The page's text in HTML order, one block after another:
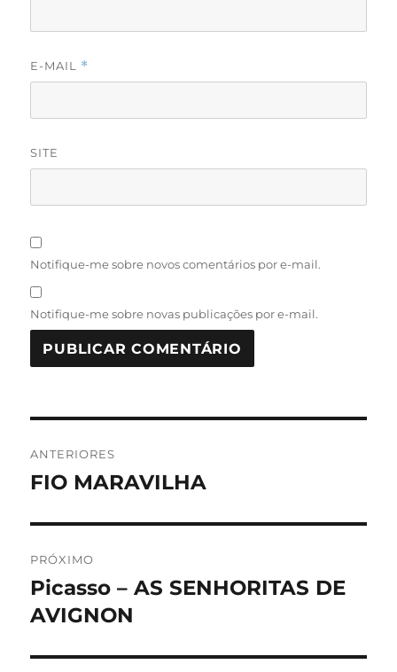
E-MAIL *
SITE
Notifique-me sobre novos comentários por e-mail.
Notifique-me sobre novas publicações por e-mail.
de
ANTERIORES
Post
FIO MARAVILHA
PRÓXIMO
Próximo
post:
Picasso – AS SENHORITAS DE
AVIGNON